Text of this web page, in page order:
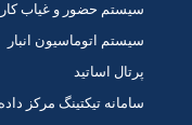
سیستم حضور و غیاب کارا
سیستم اتوماسیون انبار
پرتال اساتید
سامانه تیکتینگ مرکز داده